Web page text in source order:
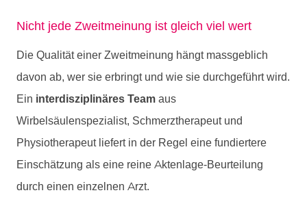
Nicht jede Zweitmeinung ist gleich viel wert
Die Qualität einer Zweitmeinung hängt massgeblich
davon ab, wer sie erbringt und wie sie durchgeführt wird.
Ein interdisziplinäres Team aus
Wirbelsäulenspezialist, Schmerztherapeut und
Physiotherapeut liefert in der Regel eine fundiertere
Einschätzung als eine reine Aktenlage-Beurteilung
durch einen einzelnen Arzt.